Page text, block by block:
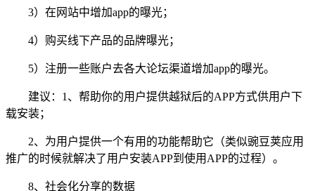
3）在网站中增加app的曝光；
4）购买线下产品的品牌曝光；
5）注册一些账户去各大论坛渠道增加app的曝光。
建议：1、帮助你的用户提供越狱后的APP方式供用户下
载安装；
2、为用户提供一个有用的功能帮助它（类似豌豆荚应用
推广的时候就解决了用户安装APP到使用APP的过程）。
8、社会化分享的数据